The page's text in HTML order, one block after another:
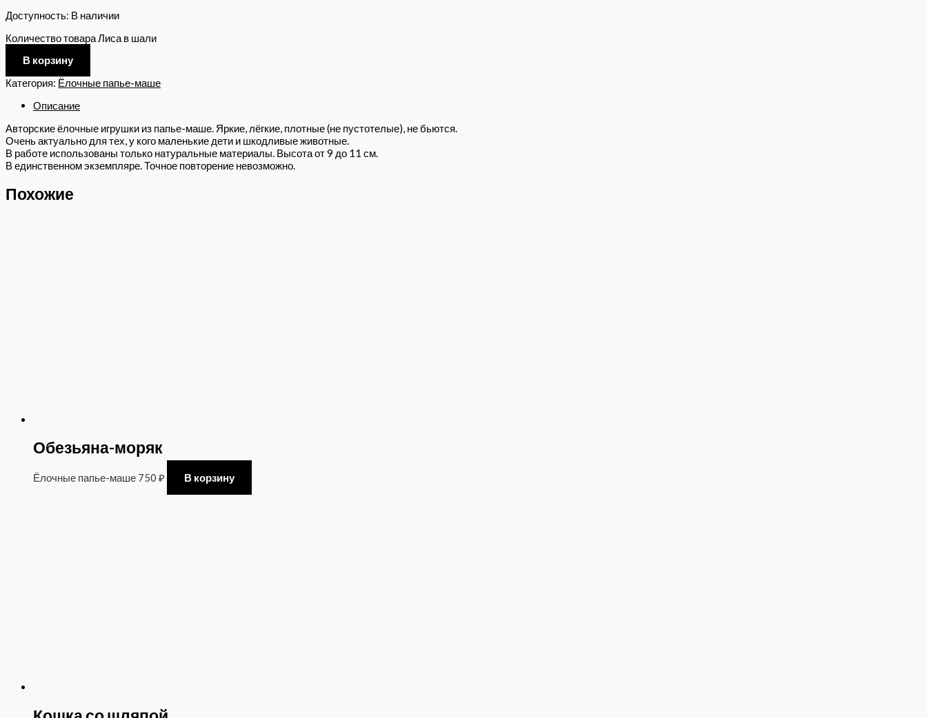
Доступность: В наличии
Количество товара Лиса в шали
В корзину
Категория: Ёлочные папье-маше
Описание
Авторские ёлочные игрушки из папье-маше. Яркие, лёгкие, плотные (не пустотелые), не бьются.
Очень актуально для тех, у кого маленькие дети и шкодливые животные.
В работе использованы только натуральные материалы. Высота от 9 до 11 см.
В единственном экземпляре. Точное повторение невозможно.
Похожие
Обезьяна-моряк
Ёлочные папье-маше 750 ₽ В корзину